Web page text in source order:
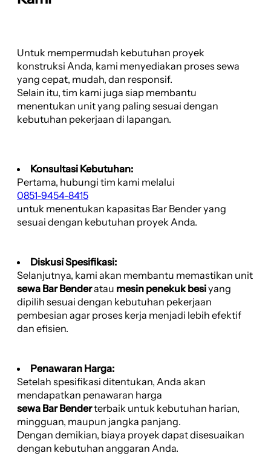
Untuk mempermudah kebutuhan proyek
konstruksi Anda, kami menyediakan proses sewa
yang cepat, mudah, dan responsif.
Selain itu, tim kami juga siap membantu
menentukan unit yang paling sesuai dengan
kebutuhan pekerjaan di lapangan.
Konsultasi Kebutuhan:
Pertama, hubungi tim kami melalui
0851-9454-8415
untuk menentukan kapasitas Bar Bender yang
sesuai dengan kebutuhan proyek Anda.
Diskusi Spesifikasi:
Selanjutnya, kami akan membantu memastikan unit
sewa Bar Benderatau mesin penekuk besiyang
dipilih sesuai dengan kebutuhan pekerjaan
pembesian agar proses kerja menjadi lebih efektif
dan efisien.
Penawaran Harga:
Setelah spesifikasi ditentukan, Anda akan
mendapatkan penawaran harga
sewa Bar Benderterbaik untuk kebutuhan harian,
mingguan, maupun jangka panjang.
Dengan demikian, biaya proyek dapat disesuaikan
dengan kebutuhan anggaran Anda.